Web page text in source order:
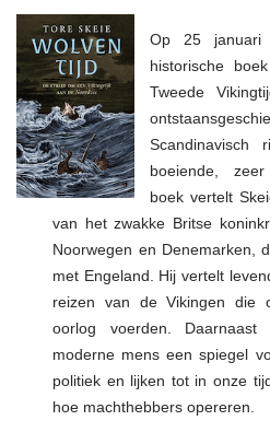
Op 25 januari
historische
Tweede
Scandinavisch
boeiende,
boek vertelt
van het zwakke Britse
Noorwegen en Denemarken,
met Engeland. Hij vertelt
reizen van de Vikingen die
oorlog voerden.
moderne mens een spiegel
politiek en lijken tot in onze
hoe machthebbers opereren.